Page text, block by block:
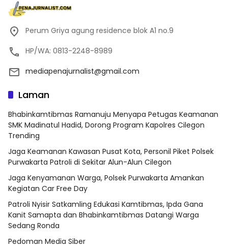
Perum Griya agung residence blok A1 no.9
HP/WA: 0813-2248-8989
mediapenajurnalist@gmail.com
Laman
Bhabinkamtibmas Ramanuju Menyapa Petugas Keamanan
SMK Madinatul Hadid, Dorong Program Kapolres Cilegon
Trending
Jaga Keamanan Kawasan Pusat Kota, Personil Piket Polsek
Purwakarta Patroli di Sekitar Alun-Alun Cilegon
Jaga Kenyamanan Warga, Polsek Purwakarta Amankan
Kegiatan Car Free Day
Patroli Nyisir Satkamling Edukasi Kamtibmas, Ipda Gana
Kanit Samapta dan Bhabinkamtibmas Datangi Warga
Sedang Ronda
Pedoman Media Siber